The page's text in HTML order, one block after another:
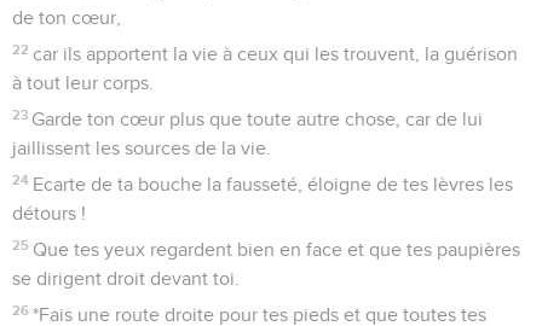
de ton cœur,
22 car ils apportent la vie à ceux qui les trouvent, la guérison
à tout leur corps.
23 Garde ton cœur plus que toute autre chose, car de lui
jaillissent les sources de la vie.
24 Ecarte de ta bouche la fausseté, éloigne de tes lèvres les
détours !
25 Que tes yeux regardent bien en face et que tes paupières
se dirigent droit devant toi.
26 *Fais une route droite pour tes pieds et que toutes tes